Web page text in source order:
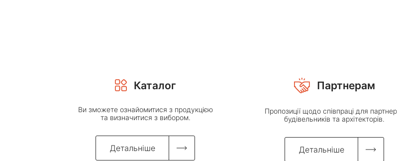
Каталог
Ви зможете ознайомитися з продукцією
та визначитися з вибором.
Детальніше
Партнерам
Пропозиції щодо співпраці для
будівельників та архітекторів.
Детальніше